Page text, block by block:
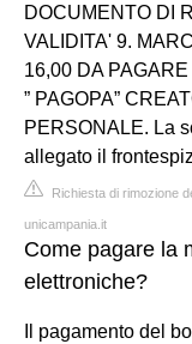
DOCUMENTO DI
VALIDITA' 9.
16,00 DA
” PAGOPA”
PERSONALE. La
allegato il
Richiesta di rimozione
unicampania.it
Come pagare la
elettroniche?
Il pagamento del